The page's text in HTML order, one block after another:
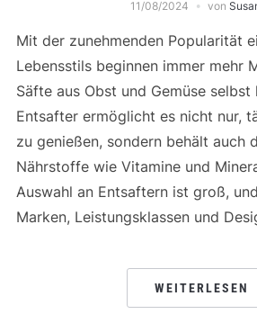
11/08/2024 von
Mit der zunehmenden Popularität
Lebensstils beginnen immer mehr
Säfte aus Obst und Gemüse selbst
Entsafter ermöglicht es nicht nur,
zu genießen, sondern behält auch
Nährstoffe wie Vitamine und
Auswahl an Entsaftern ist groß,
Marken, Leistungsklassen und
WEITERLESEN